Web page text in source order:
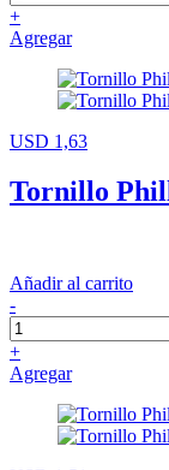
+
Agregar
USD 1,63
Tornillo
Añadir al carrito
-
+
Agregar